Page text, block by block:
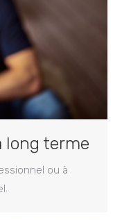
long terme
ou à